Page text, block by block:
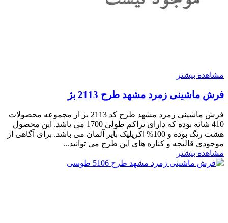
مشاهده بیشتر
فرش ماشینی زمرد مشهد طرح 2113 بژ
فرش ماشینی زمرد مشهد طرح کد 2113 بژ از مجموعه محصولات
410 شانه بوده که دارای تراکم طولی 1700 می باشد. این محصول
هشت رنگ بوده و 100% اکریلیک بایر آلمان می باشد. برای آگاهی از
موجودی قالیچه و کناره های این طرح می توانید...
مشاهده بیشتر